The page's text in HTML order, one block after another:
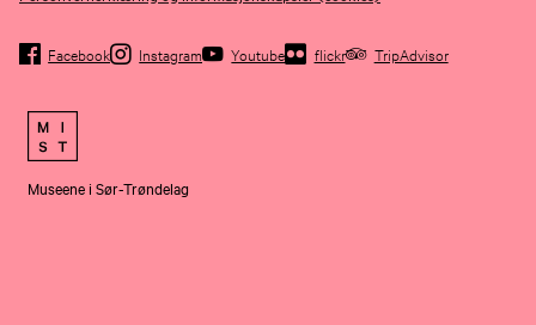
Facebook Instagram Youtube flickr TripAdvisor
Museene i Sør-Trøndelag